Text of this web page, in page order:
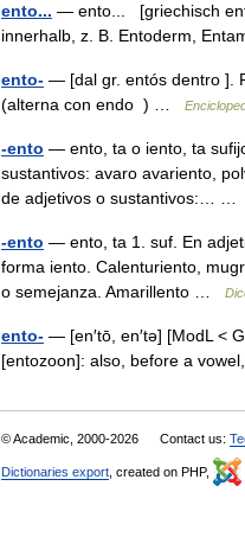
ento... — ento... [griechisch
innerhalb, z. B. Entoderm,
ento- — [dal gr. entós dentro ].
(alterna con endo ) …
-ento — ento, ta o iento, ta
sustantivos: avaro avariento,
de adjetivos o sustantivos:… …
-ento — ento, ta 1. suf. En
forma iento. Calenturiento,
o semejanza. Amarillento …
ento- — [en′tō, en′tə] [ModL <
[entozoon]: also, before a
© Academic, 2000-2026 Contact us:
Dictionaries export , created on PHP,